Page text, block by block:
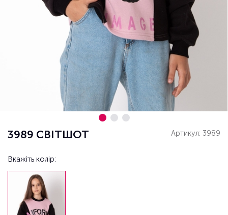
3989 СВІТШОТ Артикул: 3989
Вкажіть колір: